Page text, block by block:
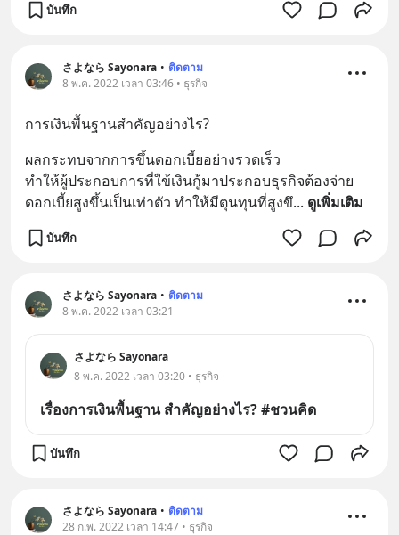
บันทึก
さよなら Sayonara • ติดตาม
8 พ.ค. 2022 เวลา 03:46 • ธุรกิจ
การเงินพื้นฐานสำคัญอย่างไร?
ผลกระทบจากการขึ้นดอกเบี้ยอย่างรวดเร็ว
ทำให้ผู้ประกอบการที่ใข้เงินกู้มาประกอบธุรกิจต้องจ่าย
ดอกเบี้ยสูงขึ้นเป็นเท่าตัว ทำให้มีตุนทุนที่สูงขึ... ดูเพิ่มเติม
บันทึก
さよなら Sayonara • ติดตาม
8 พ.ค. 2022 เวลา 03:21
さよなら Sayonara
8 พ.ค. 2022 เวลา 03:20 • ธุรกิจ
เรื่องการเงินพื้นฐาน สำคัญอย่างไร? #ชวนคิด
บันทึก
さよなら Sayonara • ติดตาม
28 ก.พ. 2022 เวลา 14:47 • ธุรกิจ